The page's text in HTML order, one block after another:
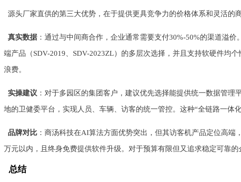
源头厂家直供的第三大优势，在于提供更具竞争力的价格体系和灵活的商
真实数据：通过与中间商合作，企业通常需要支付30%-50%的渠道溢
端产品（SDV-2019、SDV-2023ZL）的多层次选择，并且支持软硬件均
浪费。
实操建议 ：对于多园区的集团客户，建议优先选择能提供统一数据管
地的卫健委平台，实现人员、车辆、访客的统一管控。这种“全链路一体
品牌对比：商汤科技在AI算法方面优势突出，但其访客机产品定位高端
万元以内，且终身免费提供软件升级。对于预算有限但又追求稳定可靠
总结